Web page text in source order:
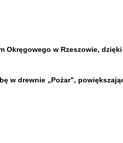
Okręgowego w Rzeszowie,
w drewnie „Pożar”,